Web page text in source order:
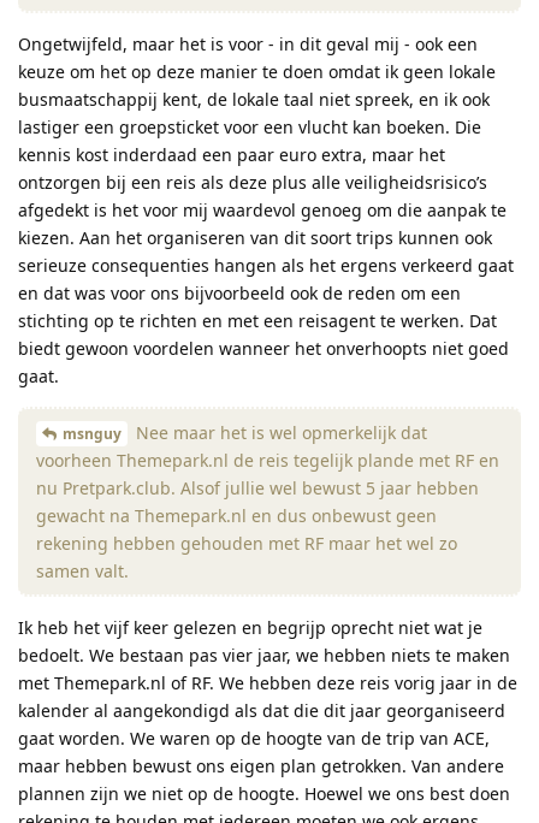
Ongetwijfeld, maar het is voor - in dit geval mij - ook een
keuze om het op deze manier te doen omdat ik geen lokale
busmaatschappij kent, de lokale taal niet spreek, en ik ook
lastiger een groepsticket voor een vlucht kan boeken. Die
kennis kost inderdaad een paar euro extra, maar het
ontzorgen bij een reis als deze plus alle veiligheidsrisico’s
afgedekt is het voor mij waardevol genoeg om die aanpak te
kiezen. Aan het organiseren van dit soort trips kunnen ook
serieuze consequenties hangen als het ergens verkeerd gaat
en dat was voor ons bijvoorbeeld ook de reden om een
stichting op te richten en met een reisagent te werken. Dat
biedt gewoon voordelen wanneer het onverhoopts niet goed
gaat.
msnguy
Nee maar het is wel opmerkelijk dat
voorheen Themepark.nl de reis tegelijk plande met RF en
nu Pretpark.club. Alsof jullie wel bewust 5 jaar hebben
gewacht na Themepark.nl en dus onbewust geen
rekening hebben gehouden met RF maar het wel zo
samen valt.
Ik heb het vijf keer gelezen en begrijp oprecht niet wat je
bedoelt. We bestaan pas vier jaar, we hebben niets te maken
met Themepark.nl of RF. We hebben deze reis vorig jaar in de
kalender al aangekondigd als dat die dit jaar georganiseerd
gaat worden. We waren op de hoogte van de trip van ACE,
maar hebben bewust ons eigen plan getrokken. Van andere
plannen zijn we niet op de hoogte. Hoewel we ons best doen